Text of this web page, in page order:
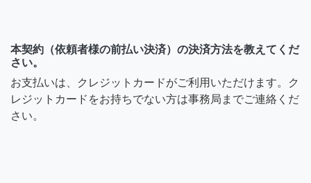
本契約（依頼者様の前払い決済）の決済方法を教えてくだ
さい。
お支払いは、クレジットカードがご利用いただけます。ク
レジットカードをお持ちでない方は事務局までご連絡くだ
さい。